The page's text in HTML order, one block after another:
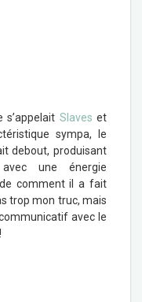
s’appelait Slaves et
sympa, le
debout, produisant
une énergie
comment il a fait
trop mon truc, mais
avec le